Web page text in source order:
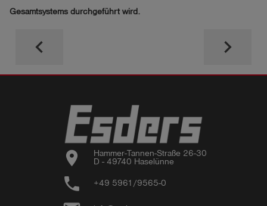
Gesamtsystems durchgeführt wird.
keyboard_arrow_left keyboard_arrow_right
location_on
Hammer-Tannen-Straße 26-30
D - 49740 Haselünne
phone +49 5961/9565-0